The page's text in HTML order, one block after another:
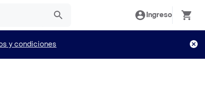
Ingreso
y condiciones